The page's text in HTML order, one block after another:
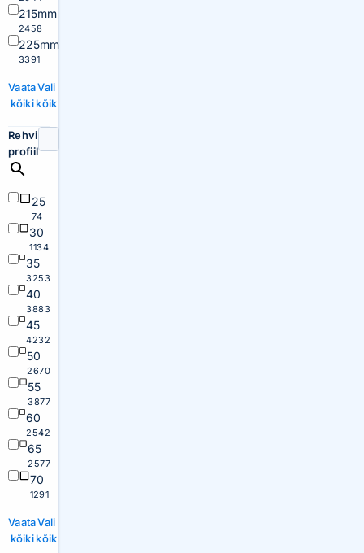
215mm
2458
225mm
3391
Vaata
kõiki
Vali
kõik
Rehvi
profiil
25
74
30
1134
35
3253
40
3883
45
4232
50
2670
55
3877
60
2542
65
2577
70
1291
Vaata
kõiki
Vali
kõik